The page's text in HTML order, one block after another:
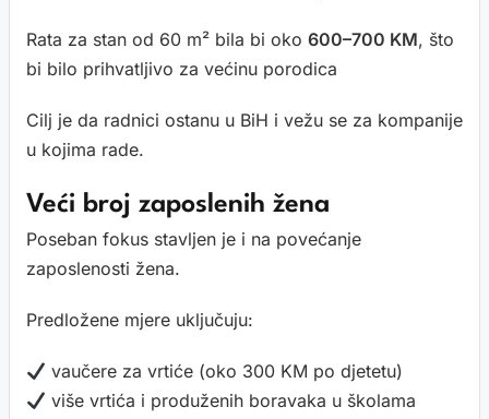
Rata za stan od 60 m² bila bi oko 600–700 KM, što
bi bilo prihvatljivo za većinu porodica
Cilj je da radnici ostanu u BiH i vežu se za kompanije
u kojima rade.
Veći broj zaposlenih žena
Poseban fokus stavljen je i na povećanje
zaposlenosti žena.
Predložene mjere uključuju:
vaučere za vrtiće (oko 300 KM po djetetu)
više vrtića i produženih boravaka u školama